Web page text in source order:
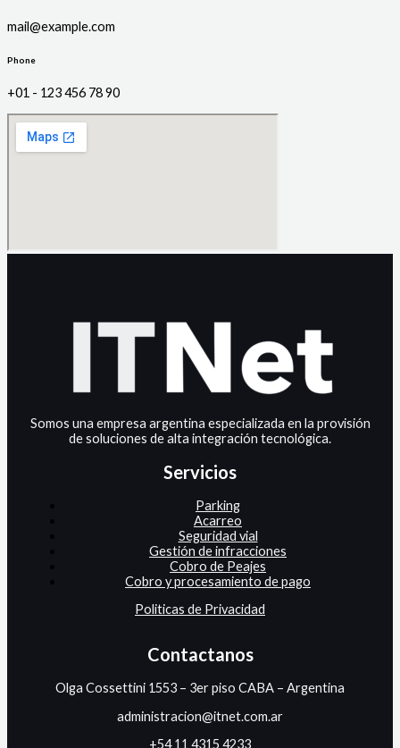
mail@example.com
Phone
+01 - 123 456 78 90
Somos una empresa argentina especializada en la provisión
de soluciones de alta integración tecnológica.
Servicios
Parking
Acarreo
Seguridad vial
Gestión de infracciones
Cobro de Peajes
Cobro y procesamiento de pago
Politicas de Privacidad
Contactanos
Olga Cossettini 1553 – 3er piso CABA – Argentina
administracion@itnet.com.ar
+54 11 4315 4233